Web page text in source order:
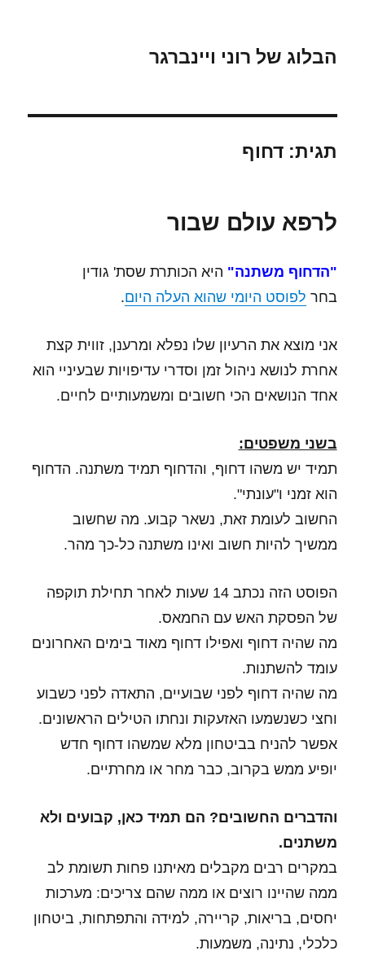
הבלוג של רוני ויינברגר
תגית:דחוף
לרפא עולם שבור
"הדחוף משתנה" היא הכותרת שסת' גודין
בחר לפוסט היומי שהוא העלה היום.
אני מוצא את הרעיון שלו נפלא ומרענן, זווית קצת
אחרת לנושא ניהול זמן וסדרי עדיפויות שבעיניי הוא
אחד הנושאים הכי חשובים ומשמעותיים לחיים.
בשני משפטים:
תמיד יש משהו דחוף, והדחוף תמיד משתנה. הדחוף
הוא זמני ו"עונתי".
החשוב לעומת זאת, נשאר קבוע. מה שחשוב
ממשיך להיות חשוב ואינו משתנה כל-כך מהר.
הפוסט הזה נכתב 14 שעות לאחר תחילת תוקפה
של הפסקת האש עם החמאס.
מה שהיה דחוף ואפילו דחוף מאוד בימים האחרונים
עומד להשתנות.
מה שהיה דחוף לפני שבועיים, התאדה לפני כשבוע
וחצי כשנשמעו האזעקות ונחתו הטילים הראשונים.
אפשר להניח בביטחון מלא שמשהו דחוף חדש
יופיע ממש בקרוב, כבר מחר או מחרתיים.
והדברים החשובים? הם תמיד כאן, קבועים ולא
משתנים.
במקרים רבים מקבלים מאיתנו פחות תשומת לב
ממה שהיינו רוצים או ממה שהם צריכים: מערכות
יחסים, בריאות, קריירה, למידה והתפתחות, ביטחון
כלכלי, נתינה, משמעות.